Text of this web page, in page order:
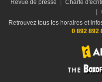
Revue de presse
Charte
Retrouvez tous les horaires et
0 892 892